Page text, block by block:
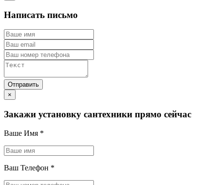
Написать письмо
×
Закажи установку сантехники прямо сейчас
Ваше Имя *
Ваш Телефон *